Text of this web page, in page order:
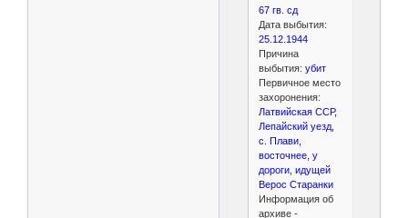
67 гв. сд
Дата выбытия:
25.12.1944
Причина
выбытия: убит
Первичное место
захоронения:
Латвийская ССР,
Лепайский уезд,
с. Плави,
восточнее, у
дороги, идущей
Верос Старанки
Информация об
архиве -